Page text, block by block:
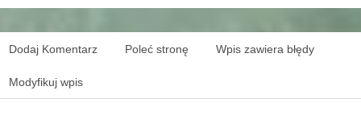
Dodaj Komentarz Poleć stronę Wpis zawiera błędy
Modyfikuj wpis